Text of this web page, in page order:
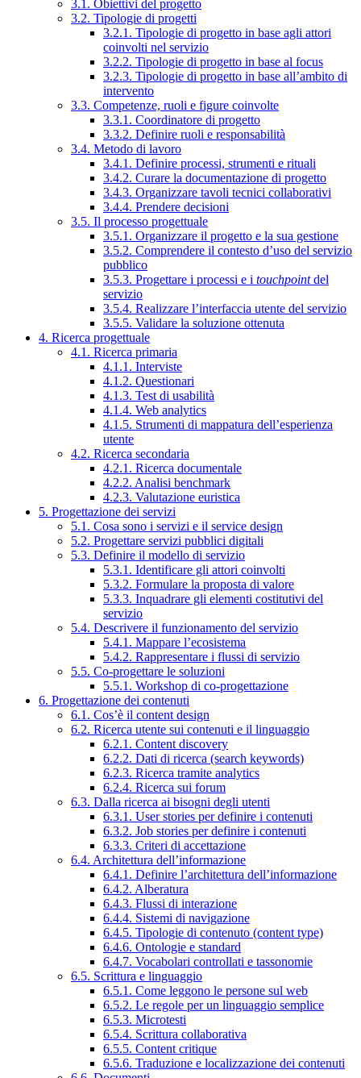
3.1. Obiettivi del progetto
3.2. Tipologie di progetti
3.2.1. Tipologie di progetto in base agli attori
coinvolti nel servizio
3.2.2. Tipologie di progetto in base al focus
3.2.3. Tipologie di progetto in base all’ambito di
intervento
3.3. Competenze, ruoli e figure coinvolte
3.3.1. Coordinatore di progetto
3.3.2. Definire ruoli e responsabilità
3.4. Metodo di lavoro
3.4.1. Definire processi, strumenti e rituali
3.4.2. Curare la documentazione di progetto
3.4.3. Organizzare tavoli tecnici collaborativi
3.4.4. Prendere decisioni
3.5. Il processo progettuale
3.5.1. Organizzare il progetto e la sua gestione
3.5.2. Comprendere il contesto d’uso del servizio
pubblico
3.5.3. Progettare i processi e i touchpointdel
servizio
3.5.4. Realizzare l’interfaccia utente del servizio
3.5.5. Validare la soluzione ottenuta
4. Ricerca progettuale
4.1. Ricerca primaria
4.1.1. Interviste
4.1.2. Questionari
4.1.3. Test di usabilità
4.1.4. Web analytics
4.1.5. Strumenti di mappatura dell’esperienza
utente
4.2. Ricerca secondaria
4.2.1. Ricerca documentale
4.2.2. Analisi benchmark
4.2.3. Valutazione euristica
5. Progettazione dei servizi
5.1. Cosa sono i servizi e il service design
5.2. Progettare servizi pubblici digitali
5.3. Definire il modello di servizio
5.3.1. Identificare gli attori coinvolti
5.3.2. Formulare la proposta di valore
5.3.3. Inquadrare gli elementi costitutivi del
servizio
5.4. Descrivere il funzionamento del servizio
5.4.1. Mappare l’ecosistema
5.4.2. Rappresentare i flussi di servizio
5.5. Co-progettare le soluzioni
5.5.1. Workshop di co-progettazione
6. Progettazione dei contenuti
6.1. Cos’è il content design
6.2. Ricerca utente sui contenuti e il linguaggio
6.2.1. Content discovery
6.2.2. Dati di ricerca (search keywords)
6.2.3. Ricerca tramite analytics
6.2.4. Ricerca sui forum
6.3. Dalla ricerca ai bisogni degli utenti
6.3.1. User stories per definire i contenuti
6.3.2. Job stories per definire i contenuti
6.3.3. Criteri di accettazione
6.4. Architettura dell’informazione
6.4.1. Definire l’architettura dell’informazione
6.4.2. Alberatura
6.4.3. Flussi di interazione
6.4.4. Sistemi di navigazione
6.4.5. Tipologie di contenuto (content type)
6.4.6. Ontologie e standard
6.4.7. Vocabolari controllati e tassonomie
6.5. Scrittura e linguaggio
6.5.1. Come leggono le persone sul web
6.5.2. Le regole per un linguaggio semplice
6.5.3. Microtesti
6.5.4. Scrittura collaborativa
6.5.5. Content critique
6.5.6. Traduzione e localizzazione dei contenuti